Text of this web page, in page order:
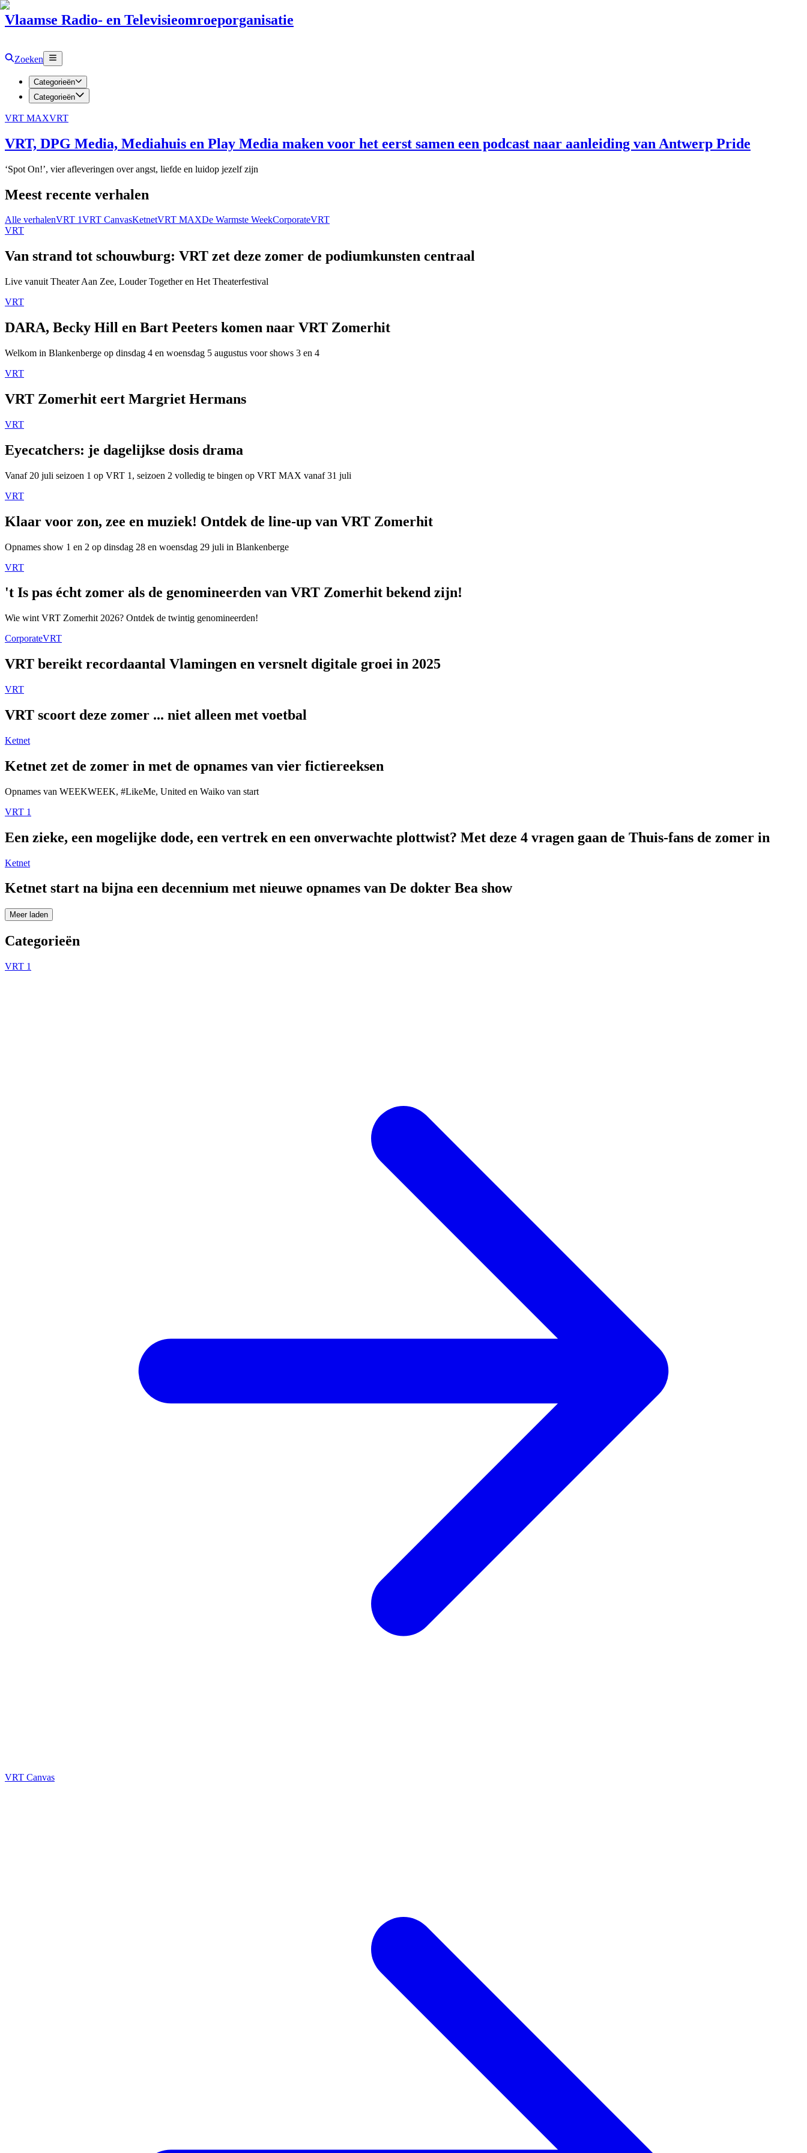
Vlaamse Radio- en Televisieomroeporganisatie
Zoeken
Categorieën
Categorieën
VRT MAXVRT
VRT, DPG Media, Mediahuis en Play Media maken voor het eerst samen een podcast naar aanleiding van Antwerp Pride
‘Spot On!’, vier afleveringen over angst, liefde en luidop jezelf zijn
Meest recente verhalen
Alle verhalenVRT 1VRT CanvasKetnetVRT MAXDe Warmste WeekCorporateVRT
VRT
Van strand tot schouwburg: VRT zet deze zomer de podiumkunsten centraal
Live vanuit Theater Aan Zee, Louder Together en Het Theaterfestival
VRT
DARA, Becky Hill en Bart Peeters komen naar VRT Zomerhit
Welkom in Blankenberge op dinsdag 4 en woensdag 5 augustus voor shows 3 en 4
VRT
VRT Zomerhit eert Margriet Hermans
VRT
Eyecatchers: je dagelijkse dosis drama
Vanaf 20 juli seizoen 1 op VRT 1, seizoen 2 volledig te bingen op VRT MAX vanaf 31 juli
VRT
Klaar voor zon, zee en muziek! Ontdek de line-up van VRT Zomerhit
Opnames show 1 en 2 op dinsdag 28 en woensdag 29 juli in Blankenberge
VRT
't Is pas écht zomer als de genomineerden van VRT Zomerhit bekend zijn!
Wie wint VRT Zomerhit 2026? Ontdek de twintig genomineerden!
CorporateVRT
VRT bereikt recordaantal Vlamingen en versnelt digitale groei in 2025
VRT
VRT scoort deze zomer ... niet alleen met voetbal
Ketnet
Ketnet zet de zomer in met de opnames van vier fictiereeksen
Opnames van WEEKWEEK, #LikeMe, United en Waiko van start
VRT 1
Een zieke, een mogelijke dode, een vertrek en een onverwachte plottwist? Met deze 4 vragen gaan de Thuis-fans de zomer in
Ketnet
Ketnet start na bijna een decennium met nieuwe opnames van De dokter Bea show
Meer laden
Categorieën
VRT 1
VRT Canvas